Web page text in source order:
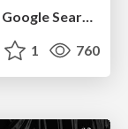
Efficient Content Optimization with Google Search Console & Apps Script
1 760